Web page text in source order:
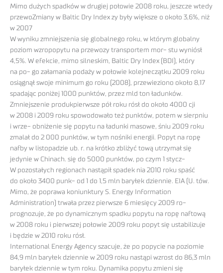
Mimo dużych spadków w drugiej połowie 2008 roku, jeszcze wtedy
przewoZmiany w Baltic Dry Index zy były większe o około 3,6%, niż
w 2007
W wyniku zmniejszenia się globalnego roku, w którym globalny
poziom wzropopytu na przewozy transportem mor- stu wyniósł
4,5%. W efekcie, mimo silneskim, Baltic Dry Index (BDI), który
na po- go załamania podaży w połowie kolejneczątku 2009 roku
osiągnął swoje minimum go roku (2008), przewieziono około 8,17
spadając poniżej 1000 punktów, przez mld ton ładunków.
Zmniejszenie produkpierwsze pół roku rósł do około 4000 cji
w 2008 i 2009 roku spowodowało też punktów, potem w sierpniu
i wrze- obniżenie się popytu na ładunki masowe, śniu 2009 roku
zmalał do 2 000 punktów, w tym nośniki energii. Popyt na ropę
nafby w listopadzie ub. r. na krótko zbliżyć tową utrzymał się
jedynie w Chinach. się do 5000 punktów, po czym 1 stycz-
W pozostałych regionach nastąpił spadek nia 2010 roku spaść
do około 3400 punk- od 1 do 1,5 mln baryłek dziennie. EIA (U. tów.
Mimo, że poprawa koniunktury S. Energy Information
Administration) trwała przez pierwsze 6 miesięcy 2009 ro-
prognozuje, że po dynamicznym spadku popytu na ropę naftową
w 2008 roku i pierwszej połowie 2009 roku popyt się ustabilizuje
i będzie w 2010 roku rósł.
International Energy Agency szacuje, że po popycie na poziomie
84,9 mln baryłek dziennie w 2009 roku nastąpi wzrost do 86,3 mln
baryłek dziennie w tym roku. Dynamika popytu zmieni się